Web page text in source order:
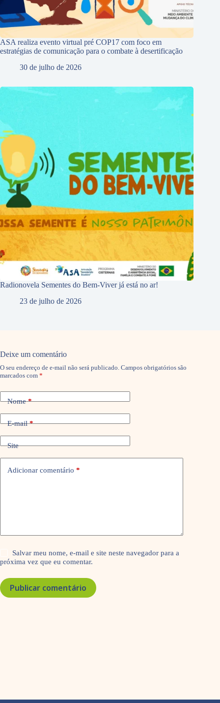
ASA realiza evento virtual pré COP17 com foco em
estratégias de comunicação para o combate à desertificação
30 de julho de 2026
Radionovela Sementes do Bem-Viver já está no ar!
23 de julho de 2026
Deixe um comentário
O seu endereço de e-mail não será publicado. Campos obrigatórios são
marcados com *
Nome*
E-mail*
Site
Adicionar comentário *
Salvar meu nome, e-mail e site neste navegador para a
próxima vez que eu comentar.
Publicar comentário